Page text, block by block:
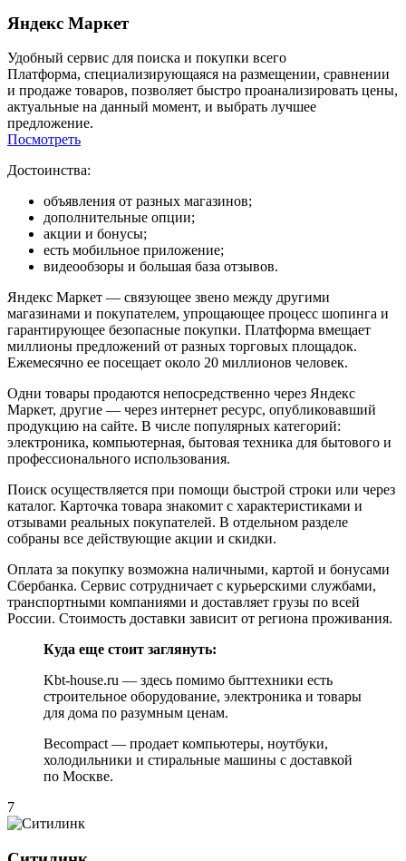
Яндекс Маркет
Удобный сервис для поиска и покупки всего
Платформа, специализирующаяся на размещении, сравнении
и продаже товаров, позволяет быстро проанализировать цены,
актуальные на данный момент, и выбрать лучшее
предложение.
Посмотреть
Достоинства:
объявления от разных магазинов;
дополнительные опции;
акции и бонусы;
есть мобильное приложение;
видеообзоры и большая база отзывов.
Яндекс Маркет — связующее звено между другими
магазинами и покупателем, упрощающее процесс шопинга и
гарантирующее безопасные покупки. Платформа вмещает
миллионы предложений от разных торговых площадок.
Ежемесячно ее посещает около 20 миллионов человек.
Одни товары продаются непосредственно через Яндекс
Маркет, другие — через интернет ресурс, опубликовавший
продукцию на сайте. В числе популярных категорий:
электроника, компьютерная, бытовая техника для бытового и
профессионального использования.
Поиск осуществляется при помощи быстрой строки или через
каталог. Карточка товара знакомит с характеристиками и
отзывами реальных покупателей. В отдельном разделе
собраны все действующие акции и скидки.
Оплата за покупку возможна наличными, картой и бонусами
Сбербанка. Сервис сотрудничает с курьерскими службами,
транспортными компаниями и доставляет грузы по всей
России. Стоимость доставки зависит от региона проживания.
Куда еще стоит заглянуть:
Kbt-house.ru — здесь помимо быттехники есть
строительное оборудование, электроника и товары
для дома по разумным ценам.
Becompact — продает компьютеры, ноутбуки,
холодильники и стиральные машины с доставкой
по Москве.
7